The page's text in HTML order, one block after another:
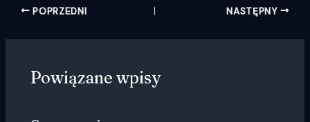
POPRZEDNI NASTĘPNY
Powiązane wpisy